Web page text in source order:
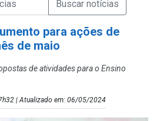
para ações de
de maio
de atividades para o Ensino
| Atualizado em: 06/05/2024